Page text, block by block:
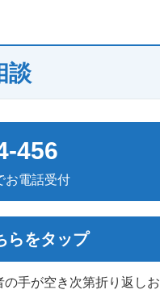
談
456
お電話受付
らをタップ
手が空き次第折り返しお